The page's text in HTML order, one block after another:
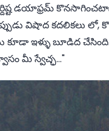
డయాఫ్రమ్
విషాద కదలికలు
ఇళ్ళు బూడిద
మీ స్వేచ్ఛ..."